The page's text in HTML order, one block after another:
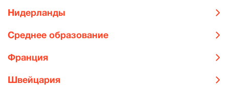
Нидерланды
Среднее образование
Франция
Швейцария